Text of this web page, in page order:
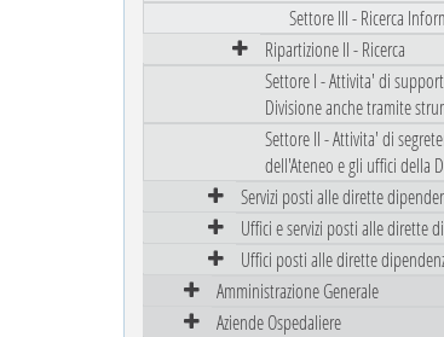
Settore III - Ricerca
Ripartizione II - Ricerca
Settore I - Attivita' di
Divisione anche tramite
Settore II - Attivita' di
dell'Ateneo e gli uffici della
Servizi posti alle dirette
Uffici e servizi posti alle dirette
Uffici posti alle dirette
Amministrazione Generale
Aziende Ospedaliere